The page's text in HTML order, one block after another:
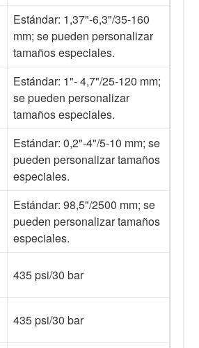
Estándar: 1,37"-6,3"/35-160
mm; se pueden personalizar
tamaños especiales.
Estándar: 1"- 4,7"/25-120 mm;
se pueden personalizar
tamaños especiales.
Estándar: 0,2"-4"/5-10 mm; se
pueden personalizar tamaños
especiales.
Estándar: 98,5"/2500 mm; se
pueden personalizar tamaños
especiales.
435 psi/30 bar
435 psi/30 bar